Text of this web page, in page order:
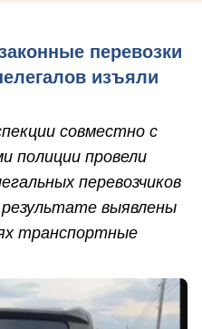
перевозки
изъяли
совместно с
полиции провели
перевозчиков
выявлены
транспортные